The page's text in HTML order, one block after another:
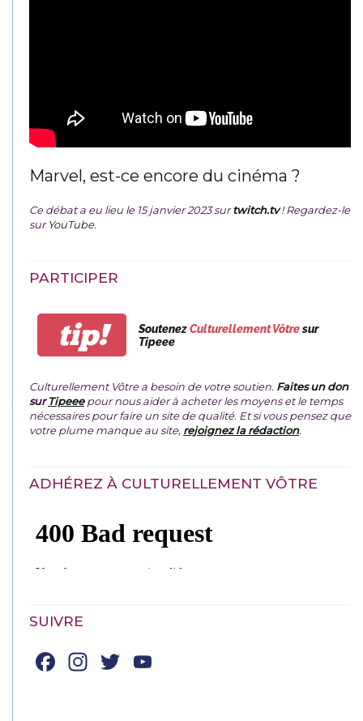
Marvel, est-ce encore du cinéma ?
Ce débat a eu lieu le 15 janvier 2023 surtwitch.tv ! Regardez-le
surYouTube.
PARTICIPER
tip! SoutenezCulturellement Vôtresur
Tipeee
Culturellement Vôtre a besoin de votre soutien. Faites un don
surTipeeepour nous aider à acheter les moyens et le temps
nécessaires pour faire un site de qualité. Et si vous pensez que
votre plume manque au site, rejoignez la rédaction.
ADHÉREZ À CULTURELLEMENT VÔTRE
SUIVRE
Facebook
Instagram
Twitter